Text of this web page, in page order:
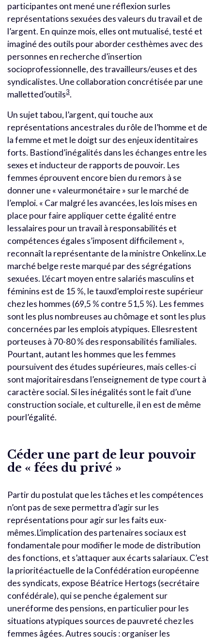
participantes ont mené une réflexion surles
représentations sexuées des valeurs du travail et de
l’argent. En quinze mois, elles ont mutualisé, testé et
imaginé des outils pour aborder cesthèmes avec des
personnes en recherche d’insertion
socioprofessionnelle, des travailleurs/euses et des
syndicalistes. Une collaboration concrétisée par une
malletted’outils3.
Un sujet tabou, l’argent, qui touche aux
représentations ancestrales du rôle de l’homme et de
la femme et met le doigt sur des enjeux identitaires
forts. Bastiond’inégalités dans les échanges entre les
sexes et inducteur de rapports de pouvoir. Les
femmes éprouvent encore bien du remors à se
donner une « valeurmonétaire » sur le marché de
l’emploi. « Car malgré les avancées, les lois mises en
place pour faire appliquer cette égalité entre
lessalaires pour un travail à responsabilités et
compétences égales s’imposent difficilement »,
reconnaît la représentante de la ministre Onkelinx.Le
marché belge reste marqué par des ségrégations
sexuées. L’écart moyen entre salariés masculins et
féminins est de 15 %, le tauxd’emploi reste supérieur
chez les hommes (69,5 % contre 51,5 %). Les femmes
sont les plus nombreuses au chômage et sont les plus
concernées par les emplois atypiques. Ellesrestent
porteuses à 70-80 % des responsabilités familiales.
Pourtant, autant les hommes que les femmes
poursuivent des études supérieures, mais celles-ci
sont majoritairesdans l’enseignement de type court à
caractère social. Si les inégalités sont le fait d’une
construction sociale, et culturelle, il en est de même
pourl’égalité.
Céder une part de leur pouvoir
de « fées du privé »
Partir du postulat que les tâches et les compétences
n’ont pas de sexe permettra d’agir sur les
représentations pour agir sur les faits eux-
mêmes.L’implication des partenaires sociaux est
fondamentale pour modifier le mode de distribution
des fonctions, et s’attaquer aux écarts salariaux. C’est
la prioritéactuelle de la Confédération européenne
des syndicats, expose Béatrice Hertogs (secrétaire
confédérale), qui se penche également sur
uneréforme des pensions, en particulier pour les
situations atypiques sources de pauvreté chez les
femmes âgées. Autres soucis : organiser les